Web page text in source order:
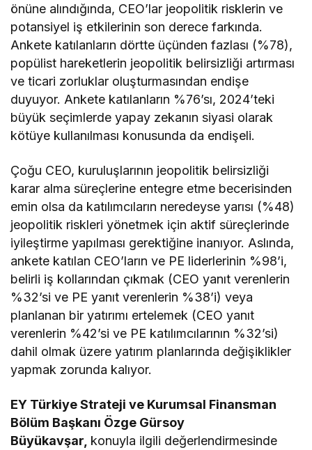
önüne alındığında, CEO’lar jeopolitik risklerin ve
potansiyel iş etkilerinin son derece farkında.
Ankete katılanların dörtte üçünden fazlası (%78),
popülist hareketlerin jeopolitik belirsizliği artırması
ve ticari zorluklar oluşturmasından endişe
duyuyor. Ankete katılanların %76’sı, 2024’teki
büyük seçimlerde yapay zekanın siyasi olarak
kötüye kullanılması konusunda da endişeli.
Çoğu CEO, kuruluşlarının jeopolitik belirsizliği
karar alma süreçlerine entegre etme becerisinden
emin olsa da katılımcıların neredeyse yarısı (%48)
jeopolitik riskleri yönetmek için aktif süreçlerinde
iyileştirme yapılması gerektiğine inanıyor. Aslında,
ankete katılan CEO’ların ve PE liderlerinin %98’i,
belirli iş kollarından çıkmak (CEO yanıt verenlerin
%32’si ve PE yanıt verenlerin %38’i) veya
planlanan bir yatırımı ertelemek (CEO yanıt
verenlerin %42’si ve PE katılımcılarının %32’si)
dahil olmak üzere yatırım planlarında değişiklikler
yapmak zorunda kalıyor.
EY Türkiye Strateji ve Kurumsal Finansman
Bölüm Başkanı Özge Gürsoy
Büyükavşar, konuyla ilgili değerlendirmesinde